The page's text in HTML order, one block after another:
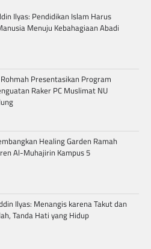
Ilyas: Pendidikan Islam Harus
Menuju Kebahagiaan Abadi
Presentasikan Program
Raker PC Muslimat NU
Healing Garden Ramah
Al-Muhajirin Kampus 5
Ilyas: Menangis karena Takut dan
Tanda Hati yang Hidup